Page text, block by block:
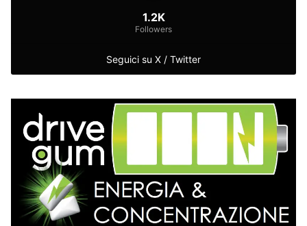
Seguici su X / Twitter
1.2K
Followers